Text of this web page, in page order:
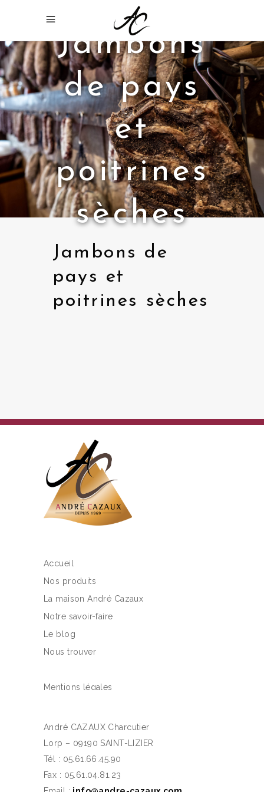
Jambons
de pays
et
poitrines
sèches
Jambons de
pays et
poitrines sèches
Accueil
Nos produits
La maison André Cazaux
Notre savoir-faire
Le blog
Nous trouver
Mentions légales
André CAZAUX Charcutier
Lorp – 09190 SAINT-LIZIER
Tél : 05.61.66.45.90
Fax : 05.61.04.81.23